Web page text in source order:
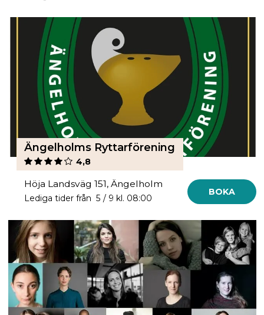
Ängelholms Ryttarförening
4,8
Höja Landsväg 151, Ängelholm
Lediga tider från 5 / 9 kl. 08:00
BOKA